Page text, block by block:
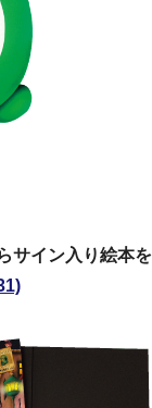
サイン入り絵本